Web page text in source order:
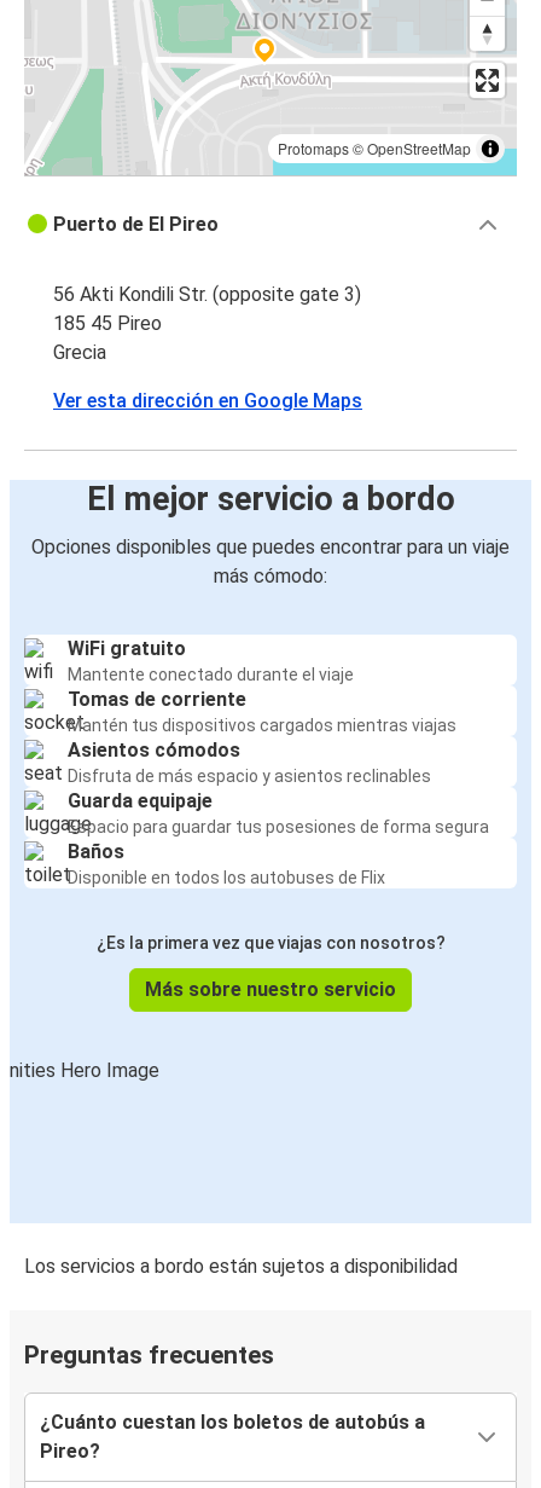
Protomaps©OpenStreetMap
Puerto de El Pireo
56 Akti Kondili Str. (opposite gate 3)
185 45 Pireo
Grecia
Ver esta dirección en Google Maps
El mejor servicio a bordo
Opciones disponibles que puedes encontrar para un viaje
más cómodo:
WiFi gratuito
Mantente conectado durante el viaje
Tomas de corriente
Mantén tus dispositivos cargados mientras viajas
Asientos cómodos
Disfruta de más espacio y asientos reclinables
Guarda equipaje
Espacio para guardar tus posesiones de forma segura
Baños
Disponible en todos los autobuses de Flix
¿Es la primera vez que viajas con nosotros?
Más sobre nuestro servicio
Los servicios a bordo están sujetos a disponibilidad
Preguntas frecuentes
¿Cuánto cuestan los boletos de autobús a
Pireo?